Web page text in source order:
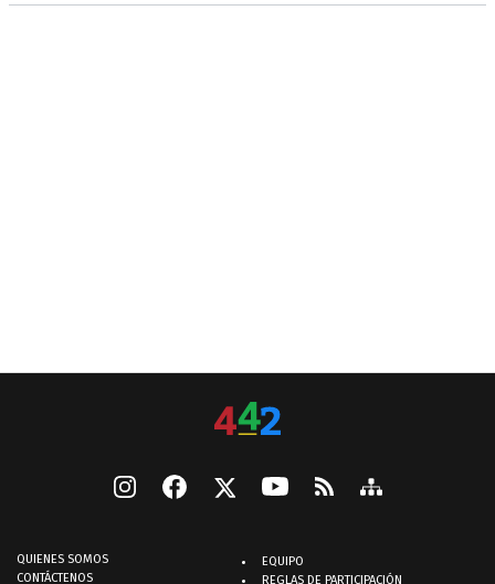
QUIENES SOMOS
CONTÁCTENOS
EQUIPO
REGLAS DE PARTICIPACIÓN